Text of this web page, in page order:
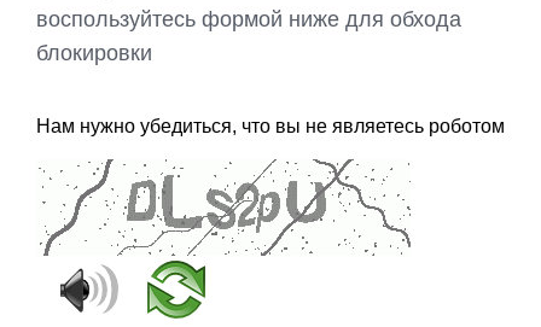
воспользуйтесь формой ниже для обхода
блокировки
Нам нужно убедиться, что вы не являетесь роботом